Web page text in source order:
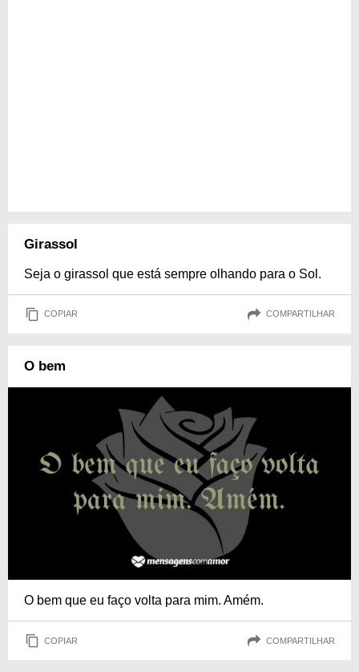
Girassol
Seja o girassol que está sempre olhando para o Sol.
COPIAR COMPARTILHAR
O bem
O bem que eu faço volta para mim. Amém.
COPIAR COMPARTILHAR